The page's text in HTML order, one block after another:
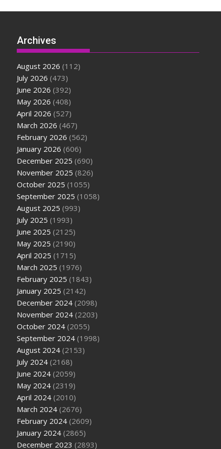
Archives
August 2026 (112)
July 2026 (473)
June 2026 (392)
May 2026 (408)
April 2026 (527)
March 2026 (467)
February 2026 (562)
January 2026 (606)
December 2025 (690)
November 2025 (826)
October 2025 (1055)
September 2025 (1058)
August 2025 (993)
July 2025 (1993)
June 2025 (2125)
May 2025 (2190)
April 2025 (1715)
March 2025 (1976)
February 2025 (1843)
January 2025 (2142)
December 2024 (2098)
November 2024 (2203)
October 2024 (2055)
September 2024 (1998)
August 2024 (2153)
July 2024 (2168)
June 2024 (2059)
May 2024 (2319)
April 2024 (2010)
March 2024 (2676)
February 2024 (2609)
January 2024 (2865)
December 2023 (2893)